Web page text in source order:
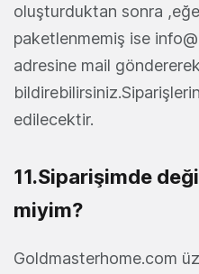
oluşturduktan sonra
paketlenmemiş ise
adresine mail göndererek
edilecektir.
11.Siparişimde
miyim?
Goldmasterhome.com